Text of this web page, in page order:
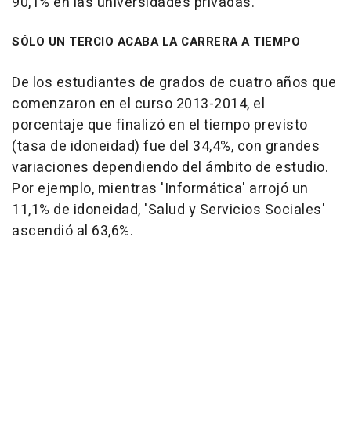
SÓLO UN TERCIO ACABA LA CARRERA A TIEMPO
De los estudiantes de grados de cuatro años que
comenzaron en el curso 2013-2014, el
porcentaje que finalizó en el tiempo previsto
(tasa de idoneidad) fue del 34,4%, con grandes
variaciones dependiendo del ámbito de estudio.
Por ejemplo, mientras 'Informática' arrojó un
11,1% de idoneidad, 'Salud y Servicios Sociales'
ascendió al 63,6%.